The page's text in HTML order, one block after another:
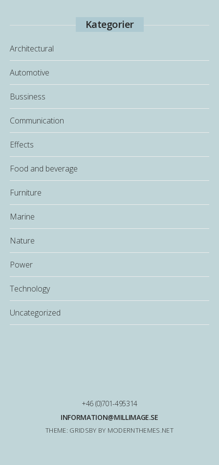
Kategorier
Architectural
Automotive
Bussiness
Communication
Effects
Food and beverage
Furniture
Marine
Nature
Power
Technology
Uncategorized
+46 (0)701-495314
INFORMATION@MILLIMAGE.SE
THEME: GRIDSBY BY MODERNTHEMES.NET